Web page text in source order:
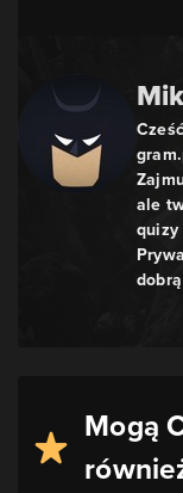
ale
quizy
Mogą